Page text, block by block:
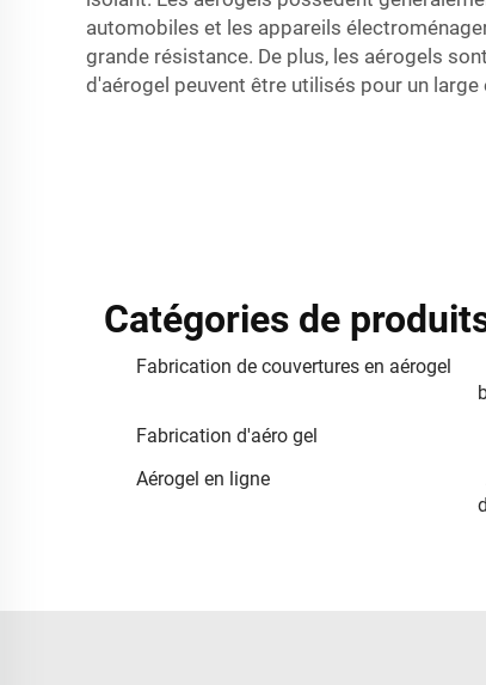
automobiles et les appareils
grande résistance. De plus, les aérogels
d'aérogel peuvent être utilisés pour un
Catégories de
Fabrication de couvertures en aérogel
Fabrication d'aéro gel
Aérogel en ligne